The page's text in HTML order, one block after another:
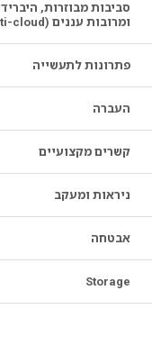
סביבות מבוזרות,
ומרובות עננים (multi-cloud)
פתרונות לתעשייה
העברה
קשרים מקצועיים
ניראות ומעקב
אבטחה
Storage